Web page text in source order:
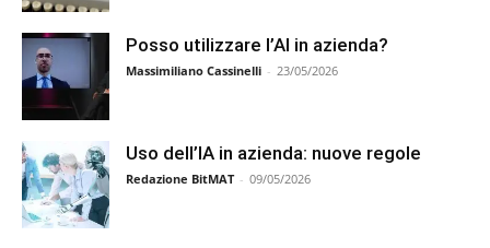
Posso utilizzare l’AI in azienda?
Massimiliano Cassinelli - 23/05/2026
Uso dell’IA in azienda: nuove regole
Redazione BitMAT - 09/05/2026